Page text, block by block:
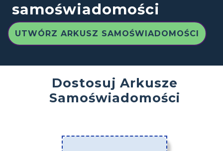
samoświadomości
UTWÓRZ ARKUSZ SAMOŚWIADOMOŚCI
Dostosuj Arkusze
Samoświadomości